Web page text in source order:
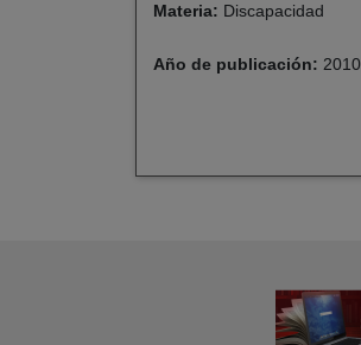
Materia: Discapacidad
Año de publicación: 2010